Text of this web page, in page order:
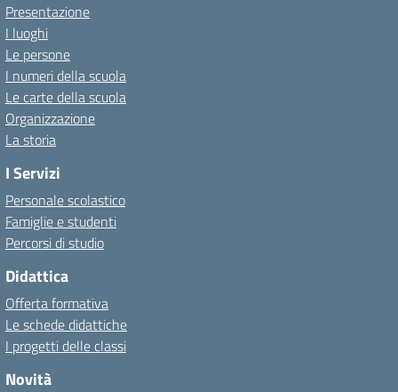
Presentazione
I luoghi
Le persone
I numeri della scuola
Le carte della scuola
Organizzazione
La storia
I Servizi
Personale scolastico
Famiglie e studenti
Percorsi di studio
Didattica
Offerta formativa
Le schede didattiche
I progetti delle classi
Novità